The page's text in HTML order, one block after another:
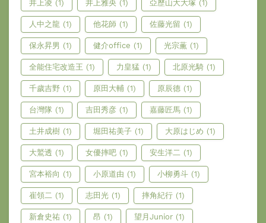
井上凌 (1) 井上雅央 (1) 亞歷山大大塚 (1)
人中之龍 (1) 他花師 (1) 佐藤光留 (1)
保永昇男 (1) 健介office (1) 光宗薫 (1)
全能住宅改造王 (1) 力皇猛 (1) 北原光騎 (1)
千歲吉野 (1) 原田大輔 (1) 原辰德 (1)
台灣隊 (1) 吉田秀彦 (1) 嘉藤匠馬 (1)
土井成樹 (1) 堀田祐美子 (1) 大原はじめ (1)
大鷲透 (1) 女優摔吧 (1) 安生洋二 (1)
宮本裕向 (1) 小原道由 (1) 小柳勇斗 (1)
崔領二 (1) 志田光 (1) 摔角紀行 (1)
新倉史祐 (1) 昂 (1) 望月Junior (1)